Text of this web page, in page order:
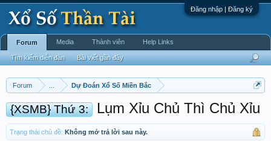
Đăng nhập | Đăng ký
Forum Dự Đoán Xổ Số Miền Bắc
{XSMB} Thứ 3: Lụm Xỉu Chủ Thì Chủ Xỉu
Trạng thái chủ đề: Không mở trả lời sau này.
Forum
Tìm kiếm diễn đàn Bài viết gần đây
Media Thành viên Help Links